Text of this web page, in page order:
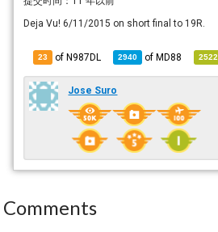
Deja Vu! 6/11/2015 on short final to 19R.
23 of N987DL 2940 ofMD88 2522
Jose Suro
Comments